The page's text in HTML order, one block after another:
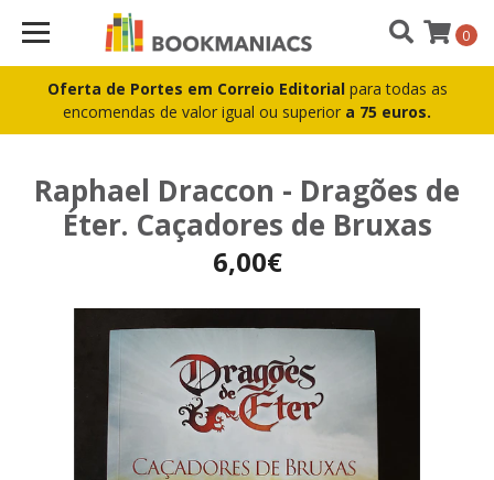
Oferta de Portes em Correio Editorial para todas as
encomendas de valor igual ou superior a 75 euros.
0
Raphael Draccon - Dragões de
Éter. Caçadores de Bruxas
6,00€